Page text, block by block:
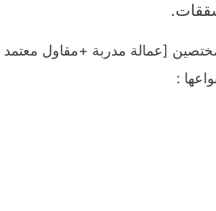
[عمالة مدربة +مقاول معتمد
: